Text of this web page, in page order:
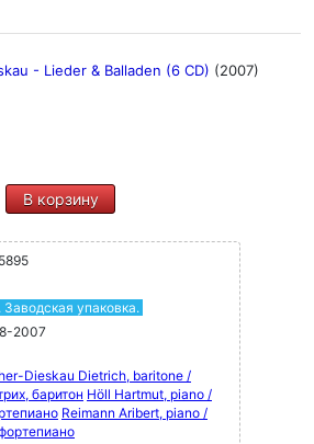
- Lieder & Balladen (6 CD) (2007)
В корзину
Заводская упаковка.
2007
Dieskau Dietrich, baritone /
баритон Höll Hartmut, piano /
Reimann Aribert, piano /